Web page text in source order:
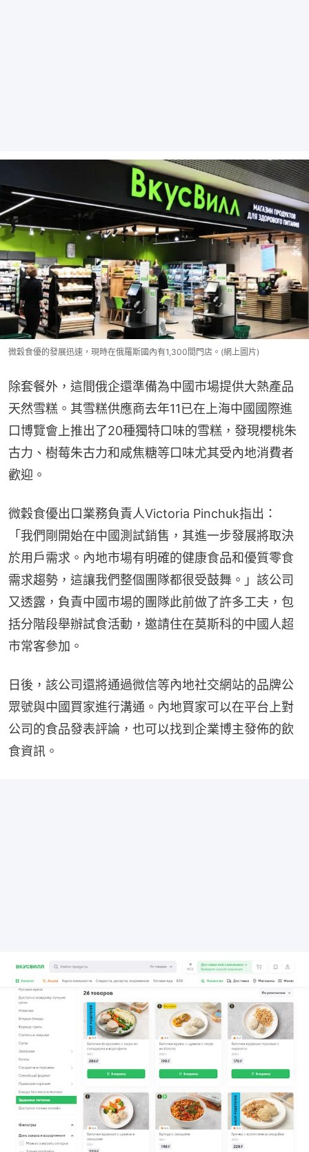
微穀食優的發展迅速，現時在俄羅斯國內有1,300間門店。(網上圖片)
除套餐外，這間俄企還準備為中國市場提供大熱產品
天然雪糕。其雪糕供應商去年11已在上海中國國際進
口博覽會上推出了20種獨特口味的雪糕，發現櫻桃朱
古力、樹莓朱古力和咸焦糖等口味尤其受內地消費者
歡迎。
微穀食優出口業務負責人Victoria Pinchuk指出：
「我們剛開始在中國測試銷售，其進一步發展將取決
於用戶需求。內地市場有明確的健康食品和優質零食
需求趨勢，這讓我們整個團隊都很受鼓舞。」該公司
又透露，負責中國市場的團隊此前做了許多工夫，包
括分階段舉辦試食活動，邀請住在莫斯科的中國人超
市常客參加。
日後，該公司還將通過微信等內地社交網站的品牌公
眾號與中國買家進行溝通。內地買家可以在平台上對
公司的食品發表評論，也可以找到企業博主發佈的飲
食資訊。